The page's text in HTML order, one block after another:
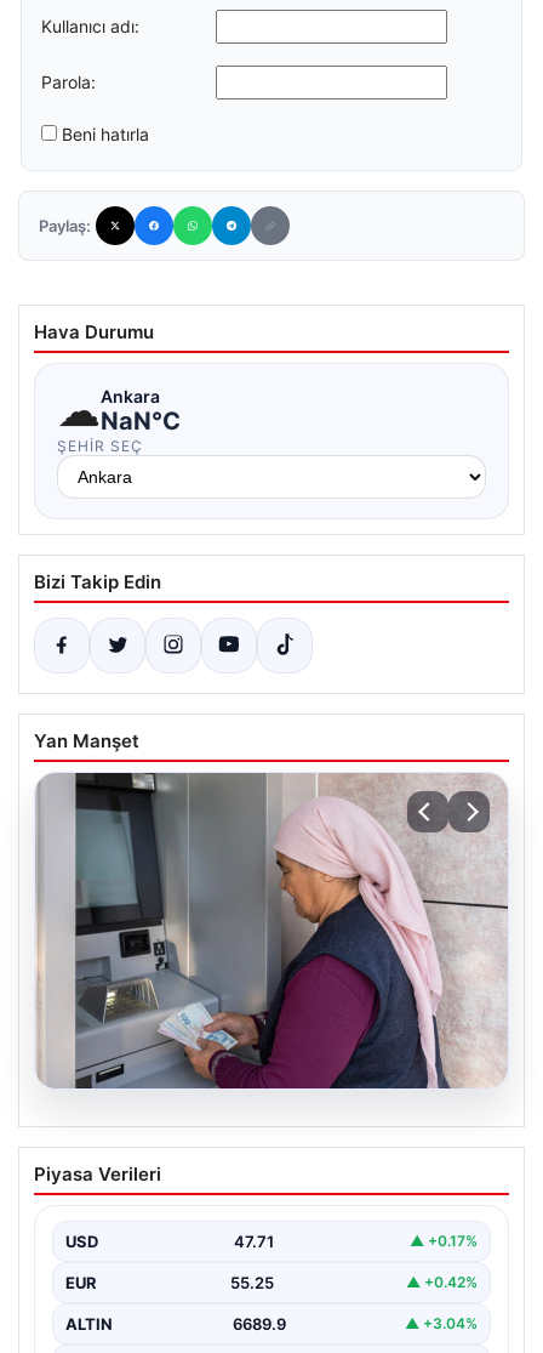
Kullanıcı adı:
Parola:
Beni hatırla
Paylaş:
Hava Durumu
☁Ankara
NaN°C
ŞEHIR SEÇ
Bizi Takip Edin
Yan Manşet
Emekli maaşı ödemeleri ne zaman
yatacak? SGK, Bağ-Kur, Emekli Sandığı
Piyasa Verileri
USD 47.71 ▲ +0.17%
EUR 55.25 ▲ +0.42%
ALTIN 6689.9 ▲ +3.04%